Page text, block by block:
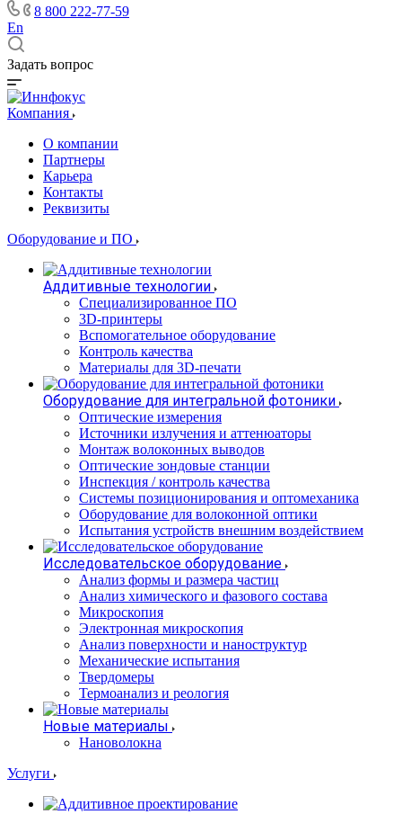
8 800 222-77-59
En
Задать вопрос
Компания
О компании
Партнеры
Карьера
Контакты
Реквизиты
Оборудование и ПО
Аддитивные технологии
Специализированное ПО
3D-принтеры
Вспомогательное оборудование
Контроль качества
Материалы для 3D-печати
Оборудование для интегральной фотоники
Оптические измерения
Источники излучения и аттенюаторы
Монтаж волоконных выводов
Оптические зондовые станции
Инспекция / контроль качества
Системы позиционирования и оптомеханика
Оборудование для волоконной оптики
Испытания устройств внешним воздействием
Исследовательское оборудование
Анализ формы и размера частиц
Анализ химического и фазового состава
Микроскопия
Электронная микроскопия
Анализ поверхности и наноструктур
Механические испытания
Твердомеры
Термоанализ и реология
Новые материалы
Нановолокна
Услуги